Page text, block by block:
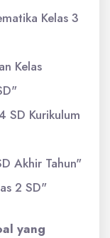
Kelas 3
Kelas
SD Kurikulum
Akhir Tahun"
2 SD"
yang